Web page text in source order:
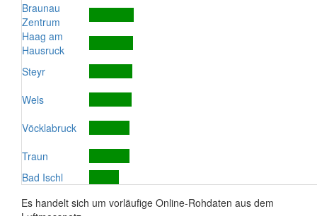
Braunau
Zentrum
Haag am
Hausruck
Steyr
Wels
Vöcklabruck
Traun
Bad Ischl
Es handelt sich um vorläufige Online-Rohdaten aus dem